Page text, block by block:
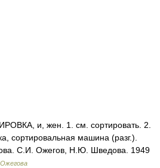
и, жен. 1. см. сортировать. 2.
сортировальная машина (разг.).
С.И. Ожегов, Н.Ю. Шведова. 1949